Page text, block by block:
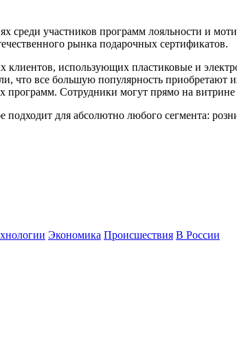
среди участников программ лояльности и
рынка подарочных сертификатов.
клиентов, использующих пластиковые и
что все большую популярность
программ. Сотрудники могут прямо на
подходит для абсолютно любого сегмента:
Экономика Происшествия В России